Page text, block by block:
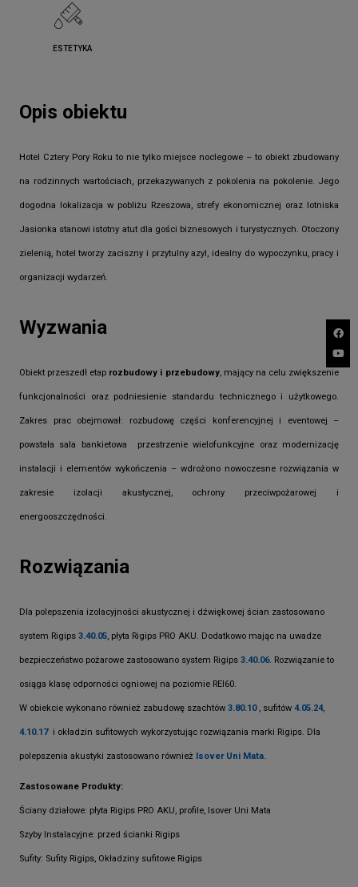
ESTETYKA
Opis obiektu
Hotel Cztery Pory Roku to nie tylko miejsce noclegowe – to obiekt zbudowany
na rodzinnych wartościach, przekazywanych z pokolenia na pokolenie. Jego
dogodna lokalizacja w pobliżu Rzeszowa, strefy ekonomicznej oraz lotniska
Jasionka stanowi istotny atut dla gości biznesowych i turystycznych. Otoczony
zielenią, hotel tworzy zaciszny i przytulny azyl, idealny do wypoczynku, pracy i
organizacji wydarzeń.
Wyzwania
Obiekt przeszedł etap rozbudowy i przebudowy, mający na celu zwiększenie
funkcjonalności oraz podniesienie standardu technicznego i użytkowego.
Zakres prac obejmował: rozbudowę części konferencyjnej i eventowej –
powstała sala bankietowa przestrzenie wielofunkcyjne oraz modernizację
instalacji i elementów wykończenia – wdrożono nowoczesne rozwiązania w
zakresie izolacji akustycznej, ochrony przeciwpożarowej i
energooszczędności.
Rozwiązania
Dla polepszenia izolacyjności akustycznej i dźwiękowej ścian zastosowano
system Rigips 3.40.05, płyta Rigips PRO AKU. Dodatkowo mając na uwadze
bezpieczeństwo pożarowe zastosowano system Rigips 3.40.06. Rozwiązanie to
osiąga klasę odporności ogniowej na poziomie REI60.
W obiekcie wykonano również zabudowę szachtów 3.80.10 , sufitów 4.05.24,
4.10.17 i okładzin sufitowych wykorzystując rozwiązania marki Rigips. Dla
polepszenia akustyki zastosowano również Isover Uni Mata.
Zastosowane Produkty:
Ściany działowe: płyta Rigips PRO AKU, profile, Isover Uni Mata
Szyby Instalacyjne: przed ścianki Rigips
Sufity: Sufity Rigips, Okładziny sufitowe Rigips